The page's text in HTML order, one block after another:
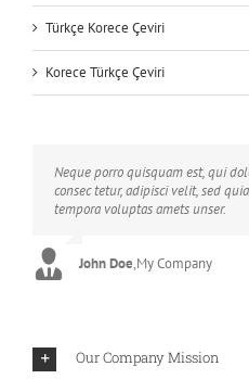
Türkçe Korece Çeviri
Korece Türkçe Çeviri
Neque porro quisquam est, qui
consec tetur, adipisci velit, sed
tempora voluptas amets unser.
John Doe,My Company
Aliquam erat volutpat. Quisque
pulvinar nibh. Suspendisse at
sadips ipsums fugiats nemis.
Luke Beck,Theme Fusion
Our Company Mission